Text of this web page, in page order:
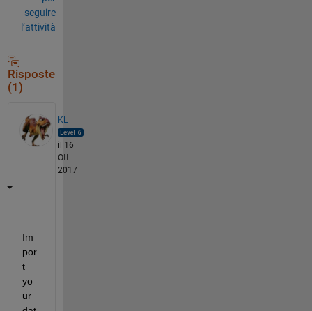
seguire
l’attività
Risposte
(1)
KL
il 16
Ott
2017
Im
por
t
yo
ur